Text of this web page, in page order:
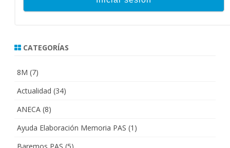
CATEGORÍAS
8M (7)
Actualidad (34)
ANECA (8)
Ayuda Elaboración Memoria PAS (1)
Baremos PAS (5)